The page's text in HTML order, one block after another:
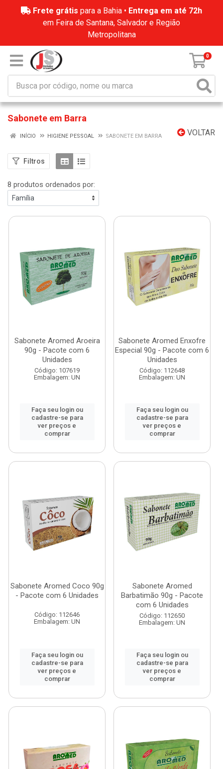
Frete grátis para a Bahia • Entrega em até 72h
em Feira de Santana, Salvador e Região
Metropolitana
0
Sabonete em Barra
VOLTAR
INÍCIO HIGIENE PESSOAL SABONETE EM BARRA
Filtros
8 produtos ordenados por:
Sabonete Aromed Aroeira
90g - Pacote com 6
Unidades
Código: 107619
Embalagem: UN
Faça seu login ou
cadastre-se para
ver preços e
comprar
Sabonete Aromed Enxofre
Especial 90g - Pacote com 6
Unidades
Código: 112648
Embalagem: UN
Faça seu login ou
cadastre-se para
ver preços e
comprar
Sabonete Aromed Coco 90g
- Pacote com 6 Unidades
Código: 112646
Embalagem: UN
Faça seu login ou
cadastre-se para
ver preços e
comprar
Sabonete Aromed
Barbatimão 90g - Pacote
com 6 Unidades
Código: 112650
Embalagem: UN
Faça seu login ou
cadastre-se para
ver preços e
comprar